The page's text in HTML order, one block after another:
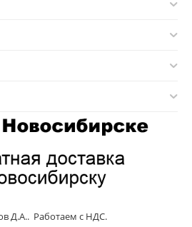
Д.А.. Работаем с НДС.